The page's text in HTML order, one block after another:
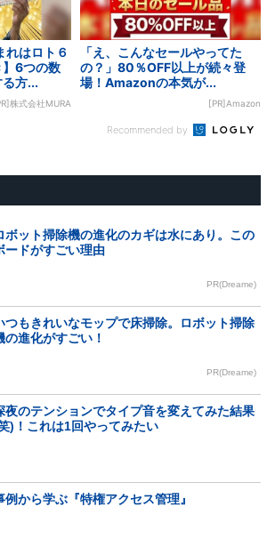
れはロト６
】6つの数
方...
株式会社MURA
「え、こんなセールやってた
の？」80％OFF以上が続々登
場！Amazonの本気が...
[PR]Amazon
Recommended by
ボット掃除機の進化のカギは水にあり。この
ードがすごい理由
PR(Dreame)
つもきれいなモップで床掃除。ロボット掃除
の進化がすごい！
PR(Dreame)
夜のテンションでタイプ音を変えてみた結果
)！これは1回やってみたい
例から学ぶ『特権アクセス管理』